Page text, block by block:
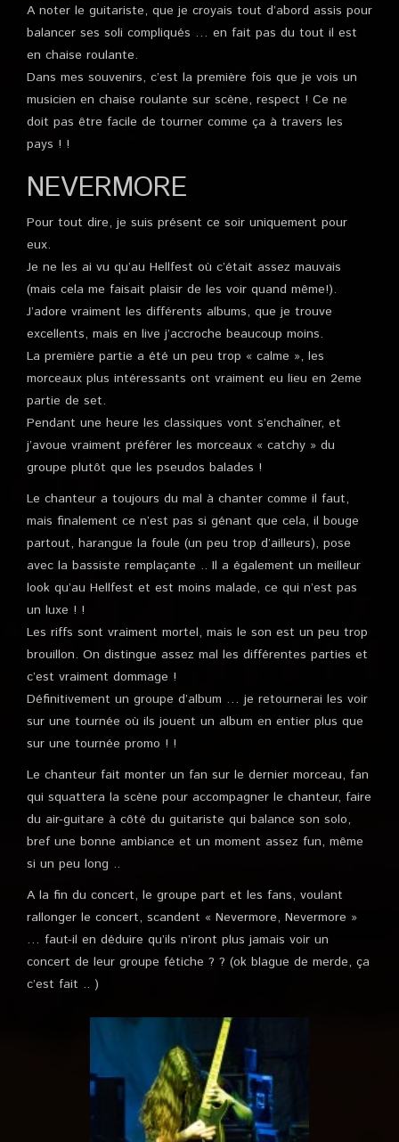
A noter le guitariste, que je croyais tout d’abord assis pour
balancer ses soli compliqués … en fait pas du tout il est
en chaise roulante.
Dans mes souvenirs, c’est la première fois que je vois un
musicien en chaise roulante sur scène, respect ! Ce ne
doit pas être facile de tourner comme ça à travers les
pays ! !
NEVERMORE
Pour tout dire, je suis présent ce soir uniquement pour
eux.
Je ne les ai vu qu’au Hellfest où c’était assez mauvais
(mais cela me faisait plaisir de les voir quand même!).
J’adore vraiment les différents albums, que je trouve
excellents, mais en live j’accroche beaucoup moins.
La première partie a été un peu trop « calme », les
morceaux plus intéressants ont vraiment eu lieu en 2eme
partie de set.
Pendant une heure les classiques vont s’enchaîner, et
j’avoue vraiment préférer les morceaux « catchy » du
groupe plutôt que les pseudos balades !
Le chanteur a toujours du mal à chanter comme il faut,
mais finalement ce n’est pas si génant que cela, il bouge
partout, harangue la foule (un peu trop d’ailleurs), pose
avec la bassiste remplaçante .. Il a également un meilleur
look qu’au Hellfest et est moins malade, ce qui n’est pas
un luxe ! !
Les riffs sont vraiment mortel, mais le son est un peu trop
brouillon. On distingue assez mal les différentes parties et
c’est vraiment dommage !
Définitivement un groupe d’album … je retournerai les voir
sur une tournée où ils jouent un album en entier plus que
sur une tournée promo ! !
Le chanteur fait monter un fan sur le dernier morceau, fan
qui squattera la scène pour accompagner le chanteur, faire
du air-guitare à côté du guitariste qui balance son solo,
bref une bonne ambiance et un moment assez fun, même
si un peu long ..
A la fin du concert, le groupe part et les fans, voulant
rallonger le concert, scandent « Nevermore, Nevermore »
… faut-il en déduire qu’ils n’iront plus jamais voir un
concert de leur groupe fétiche ? ? (ok blague de merde, ça
c’est fait .. )